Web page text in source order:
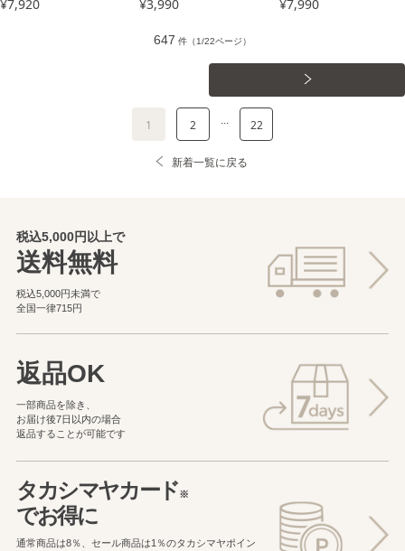
¥7,920 ¥3,990 ¥7,990
647 件（1/22ページ）
1 2 ... 22
新着一覧に戻る
税込5,000円以上で
送料無料
税込5,000円未満で
全国一律715円
返品OK
一部商品を除き、
お届け後7日以内の場合
返品することが可能です
タカシマヤカード※
でお得に
通常商品は8％、セール商品は1％のタカシマヤポイン